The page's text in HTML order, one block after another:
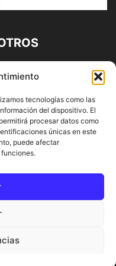
tecnologías como las
del dispositivo. El
procesar datos como
únicas en este
puede afectar
Propiedad de
95 71 95 | Noticias de
y Provincia|
ALHAURÍN